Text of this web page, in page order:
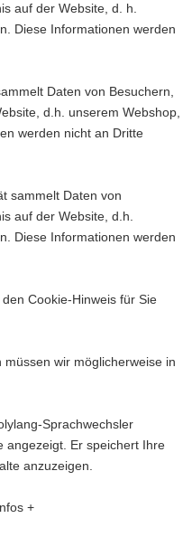
auf der Website, d. h.
Diese Informationen werden
Daten von Besuchern,
d.h. unserem Webshop,
werden nicht an Dritte
sammelt Daten von
auf der Website, d.h.
Diese Informationen werden
Cookie-Hinweis für Sie
müssen wir möglicherweise in
Sprachwechsler
angezeigt. Er speichert Ihre
anzuzeigen.
+